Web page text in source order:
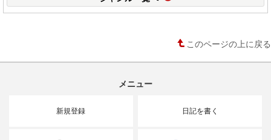
このページの上に戻る
メニュー
新規登録 日記を書く